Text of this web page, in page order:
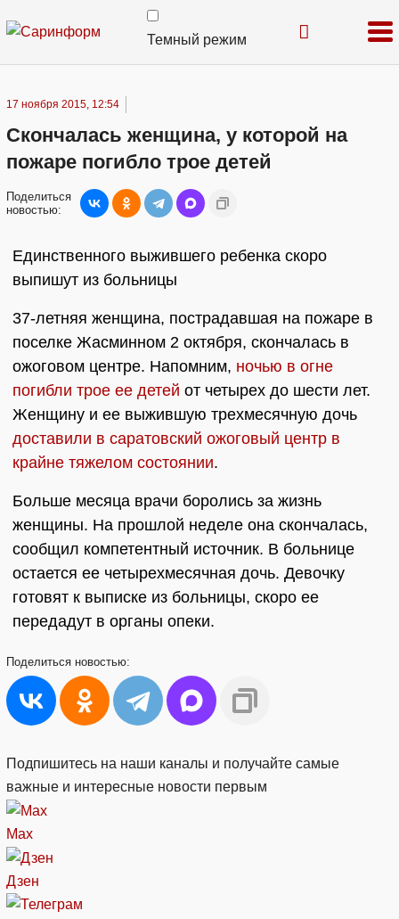
Темный режим
17 ноября 2015, 12:54
Скончалась женщина, у которой на
пожаре погибло трое детей
Поделиться
новостью:
Единственного выжившего ребенка скоро
выпишут из больницы
37-летняя женщина, пострадавшая на пожаре в
поселке Жасминном 2 октября, скончалась в
ожоговом центре. Напомним, ночью в огне
погибли трое ее детей от четырех до шести лет.
Женщину и ее выжившую трехмесячную дочь
доставили в саратовский ожоговый центр в
крайне тяжелом состоянии.
Больше месяца врачи боролись за жизнь
женщины. На прошлой неделе она скончалась,
сообщил компетентный источник. В больнице
остается ее четырехмесячная дочь. Девочку
готовят к выписке из больницы, скоро ее
передадут в органы опеки.
Поделиться новостью:
Подпишитесь на наши каналы и получайте самые
важные и интересные новости первым
Max
Дзен